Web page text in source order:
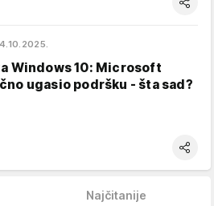
Windows 10: Microsoft
ugasio podršku - šta sad?
Najčitanije